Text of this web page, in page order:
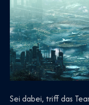
Sei dabei, triff das